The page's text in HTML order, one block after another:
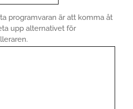
programvaran är att komma åt
upp alternativet för